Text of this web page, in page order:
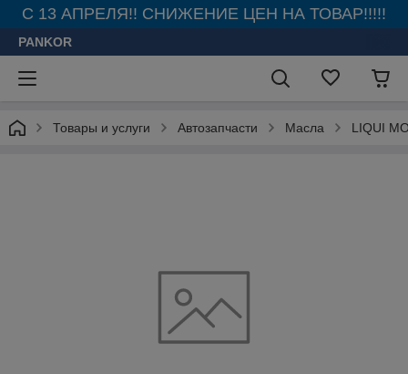
С 13 АПРЕЛЯ!! СНИЖЕНИЕ ЦЕН НА ТОВАР!!!!!
PANKOR
Товары и услуги Автозапчасти Масла LIQUI